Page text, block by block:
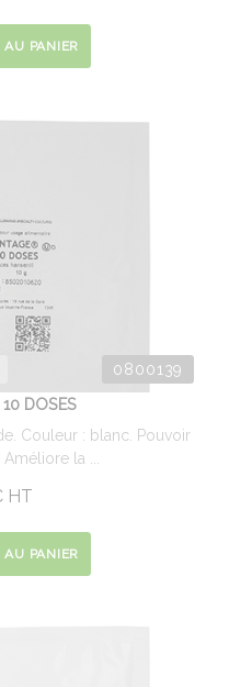
AU PANIER
0800139
DOSES
Couleur : blanc. Pouvoir
la ...
HT
AU PANIER